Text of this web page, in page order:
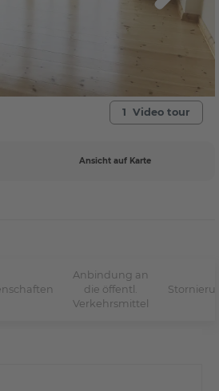
1 Video tour
Ansicht auf Karte
Anbindung an
die öffentl.
Verkehrsmittel